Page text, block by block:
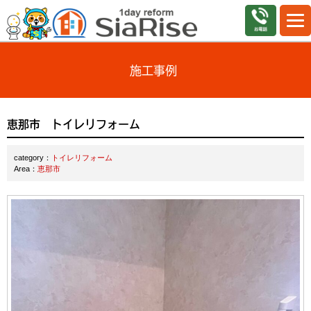
施工事例
恵那市 トイレリフォーム
category：
トイレリフォーム
Area： 恵那市